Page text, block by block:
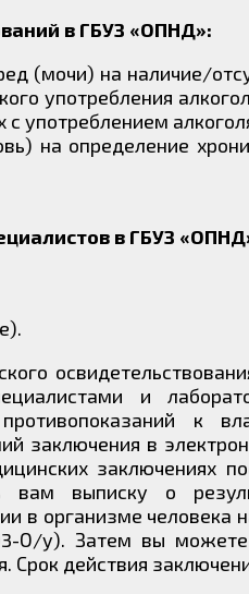
в ГБУЗ «ОПНД»:
(мочи) на наличие/
употребления
с употреблением
на определение
в ГБУЗ
и
к
заключения в
заключениях
выписку о
в организме человека
О/у). Затем вы можете
Срок действия